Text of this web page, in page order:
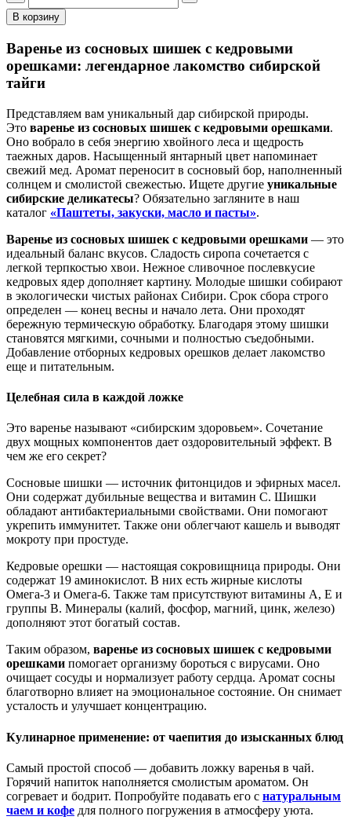
В корзину
Варенье из сосновых шишек с кедровыми
орешками: легендарное лакомство сибирской
тайги
Представляем вам уникальный дар сибирской природы.
Это варенье из сосновых шишек с кедровыми орешками.
Оно вобрало в себя энергию хвойного леса и щедрость
таежных даров. Насыщенный янтарный цвет напоминает
свежий мед. Аромат переносит в сосновый бор, наполненный
солнцем и смолистой свежестью. Ищете другие уникальные
сибирские деликатесы? Обязательно загляните в наш
каталог «Паштеты, закуски, масло и пасты».
Варенье из сосновых шишек с кедровыми орешками — это
идеальный баланс вкусов. Сладость сиропа сочетается с
легкой терпкостью хвои. Нежное сливочное послевкусие
кедровых ядер дополняет картину. Молодые шишки собирают
в экологически чистых районах Сибири. Срок сбора строго
определен — конец весны и начало лета. Они проходят
бережную термическую обработку. Благодаря этому шишки
становятся мягкими, сочными и полностью съедобными.
Добавление отборных кедровых орешков делает лакомство
еще и питательным.
Целебная сила в каждой ложке
Это варенье называют «сибирским здоровьем». Сочетание
двух мощных компонентов дает оздоровительный эффект. В
чем же его секрет?
Сосновые шишки — источник фитонцидов и эфирных масел.
Они содержат дубильные вещества и витамин C. Шишки
обладают антибактериальными свойствами. Они помогают
укрепить иммунитет. Также они облегчают кашель и выводят
мокроту при простуде.
Кедровые орешки — настоящая сокровищница природы. Они
содержат 19 аминокислот. В них есть жирные кислоты
Омега-3 и Омега-6. Также там присутствуют витамины A, E и
группы B. Минералы (калий, фосфор, магний, цинк, железо)
дополняют этот богатый состав.
Таким образом, варенье из сосновых шишек с кедровыми
орешками помогает организму бороться с вирусами. Оно
очищает сосуды и нормализует работу сердца. Аромат сосны
благотворно влияет на эмоциональное состояние. Он снимает
усталость и улучшает концентрацию.
Кулинарное применение: от чаепития до изысканных блюд
Самый простой способ — добавить ложку варенья в чай.
Горячий напиток наполняется смолистым ароматом. Он
согревает и бодрит. Попробуйте подавать его с натуральным
чаем и кофе для полного погружения в атмосферу уюта.